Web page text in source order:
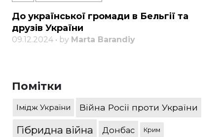
До української громади в Бельгії та
друзів України
09.12.2024 • by Marta Barandiy
Помітки
Імідж України Війна Росії проти України
Гібридна війна Донбас Крим